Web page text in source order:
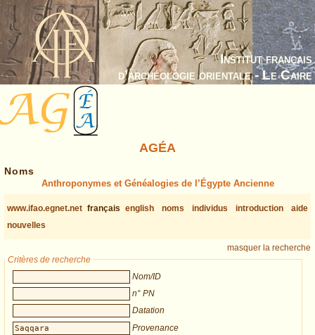
Institut français
d’archéologie orientale - Le Caire
AGÉA
Noms
Anthroponymes et Généalogies de l’Égypte Ancienne
www.ifao.egnet.net français english noms individus introduction
aide
nouvelles
masquer la recherche
Critères de recherche
Nom/ID
n° PN
Datation
Provenance